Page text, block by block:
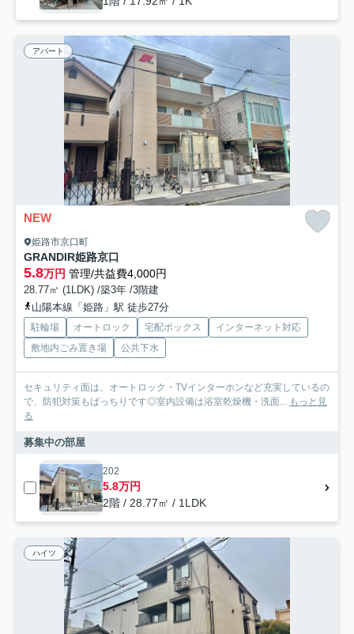
アパート
NEW
姫路市京口町
GRANDIR姫路京口
5.8万円 管理/共益費4,000円
28.77㎡ (1LDK) /築3年 /3階建
山陽本線「姫路」駅 徒歩27分
駐輪場 オートロック 宅配ボックス
インターネット対応
敷地内ごみ置き場
公共下水
セキュリティ面は、オートロック・TVインターホンなど充実しているの
で、防犯対策もばっちりです◎室内設備は浴室乾燥機・洗面... もっと見
る
募集中の部屋
202
5.8万円
2階 / 28.77㎡ / 1LDK
ハイツ